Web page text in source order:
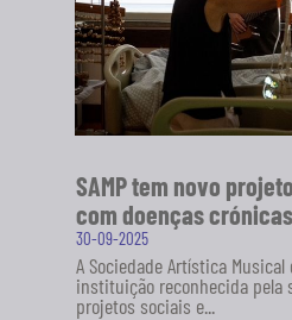
SAMP tem novo
com doenças crónicas
30-09-2025
A Sociedade Artística Musical
instituição reconhecida pela
projetos sociais e...